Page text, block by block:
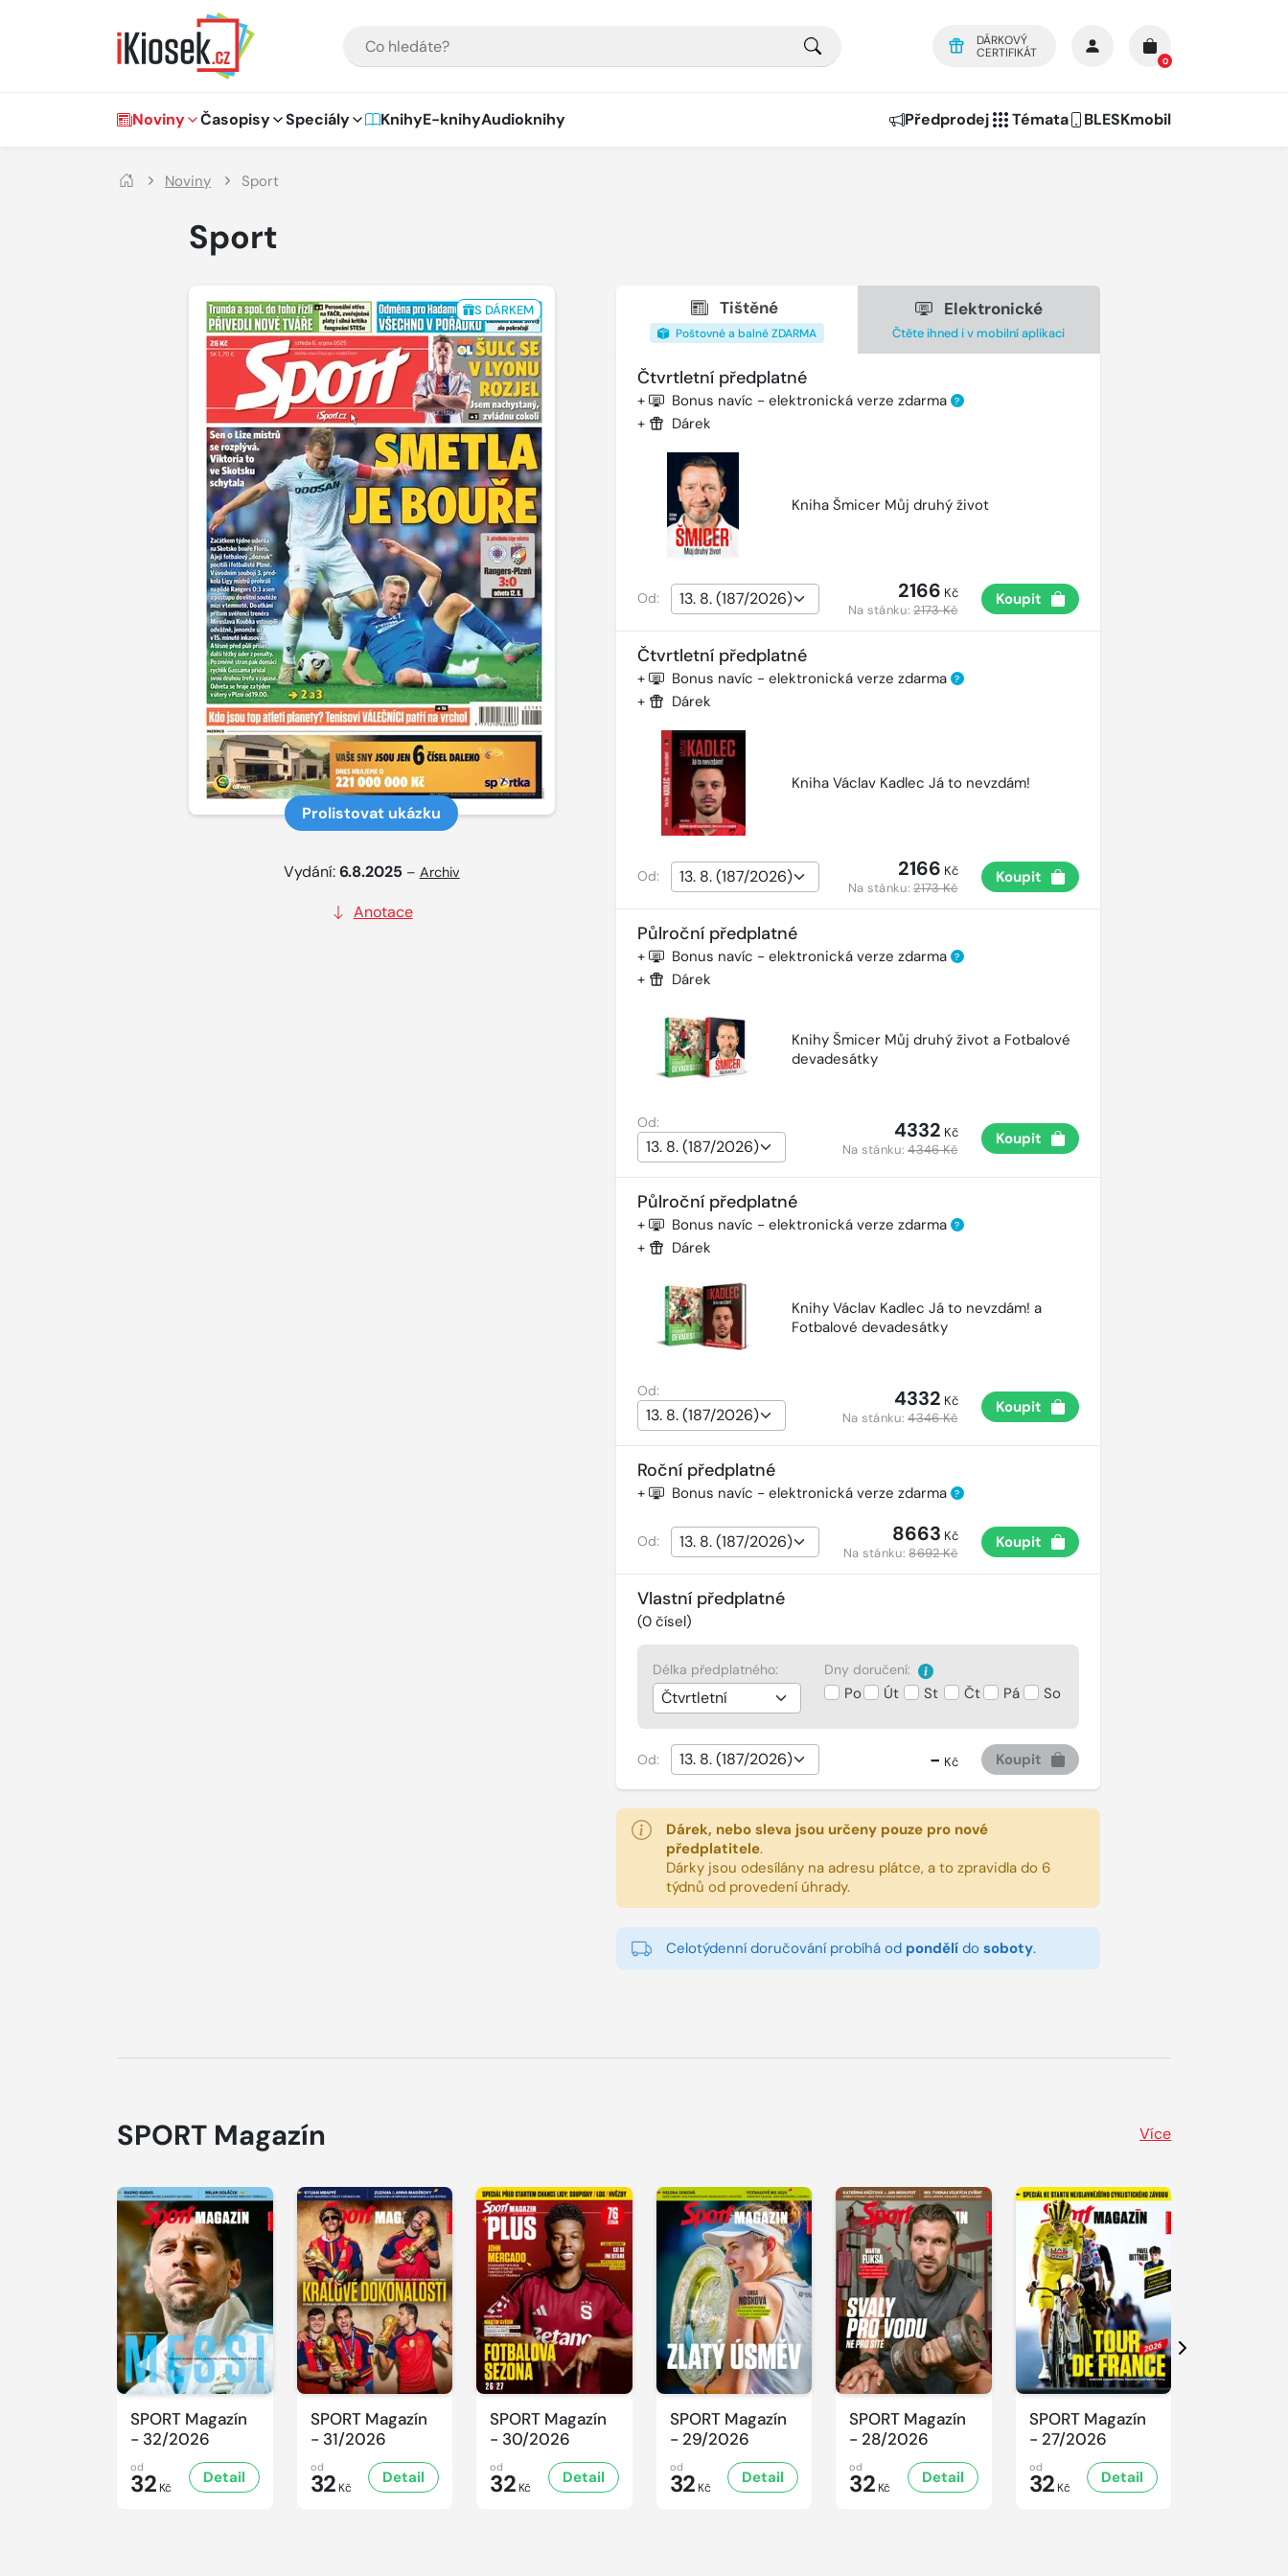
DÁRKOVÝ
CERTIFIKÁT
0
Hlavní navigace
Noviny Časopisy Speciály KnihyE-knihyAudioknihy Předprodej Témata BLESKmobil
Noviny Sport
Sport
S DÁRKEM
Prolistovat ukázku
Vydání:6.8.2025 – Archiv
Anotace
Tištěné
Poštovné a balné ZDARMA
Elektronické
Čtěte ihned i v mobilní aplikaci
Čtvrtletní předplatné
+ Bonus navíc - elektronická verze zdarma ?
+ Dárek
Kniha Šmicer Můj druhý život
Od: 2166 Kč
Na stánku:2173 Kč
Koupit
Čtvrtletní předplatné
+ Bonus navíc - elektronická verze zdarma ?
+ Dárek
Kniha Václav Kadlec Já to nevzdám!
Od: 2166 Kč
Na stánku:2173 Kč
Koupit
Půlroční předplatné
+ Bonus navíc - elektronická verze zdarma ?
+ Dárek
Knihy Šmicer Můj druhý život a Fotbalové
devadesátky
Od: 4332 Kč
Na stánku:4346 Kč
Koupit
Půlroční předplatné
+ Bonus navíc - elektronická verze zdarma ?
+ Dárek
Knihy Václav Kadlec Já to nevzdám! a
Fotbalové devadesátky
Od: 4332 Kč
Na stánku:4346 Kč
Koupit
Roční předplatné
+ Bonus navíc - elektronická verze zdarma ?
Od: 8663 Kč
Na stánku:8692 Kč
Koupit
Vlastní předplatné
(0čísel)
Délka předplatného: Dny doručení:
Po Út St Čt Pá So
Od: - Kč Koupit
Dárek, nebo sleva jsou určeny pouze pro nové
předplatitele.
Dárky jsou odesílány na adresu plátce, a to zpravidla do 6
týdnů od provedení úhrady.
Celotýdenní doručování probíhá od pondělído soboty.
SPORT Magazín Více
SPORT Magazín
- 32/2026
od
32 Kč
Detail
SPORT Magazín
- 31/2026
od
32 Kč
Detail
SPORT Magazín
- 30/2026
od
32 Kč
Detail
SPORT Magazín
- 29/2026
od
32 Kč
Detail
SPORT Magazín
- 28/2026
od
32 Kč
Detail
SPORT Magazín
- 27/2026
od
32 Kč
Detail
Další